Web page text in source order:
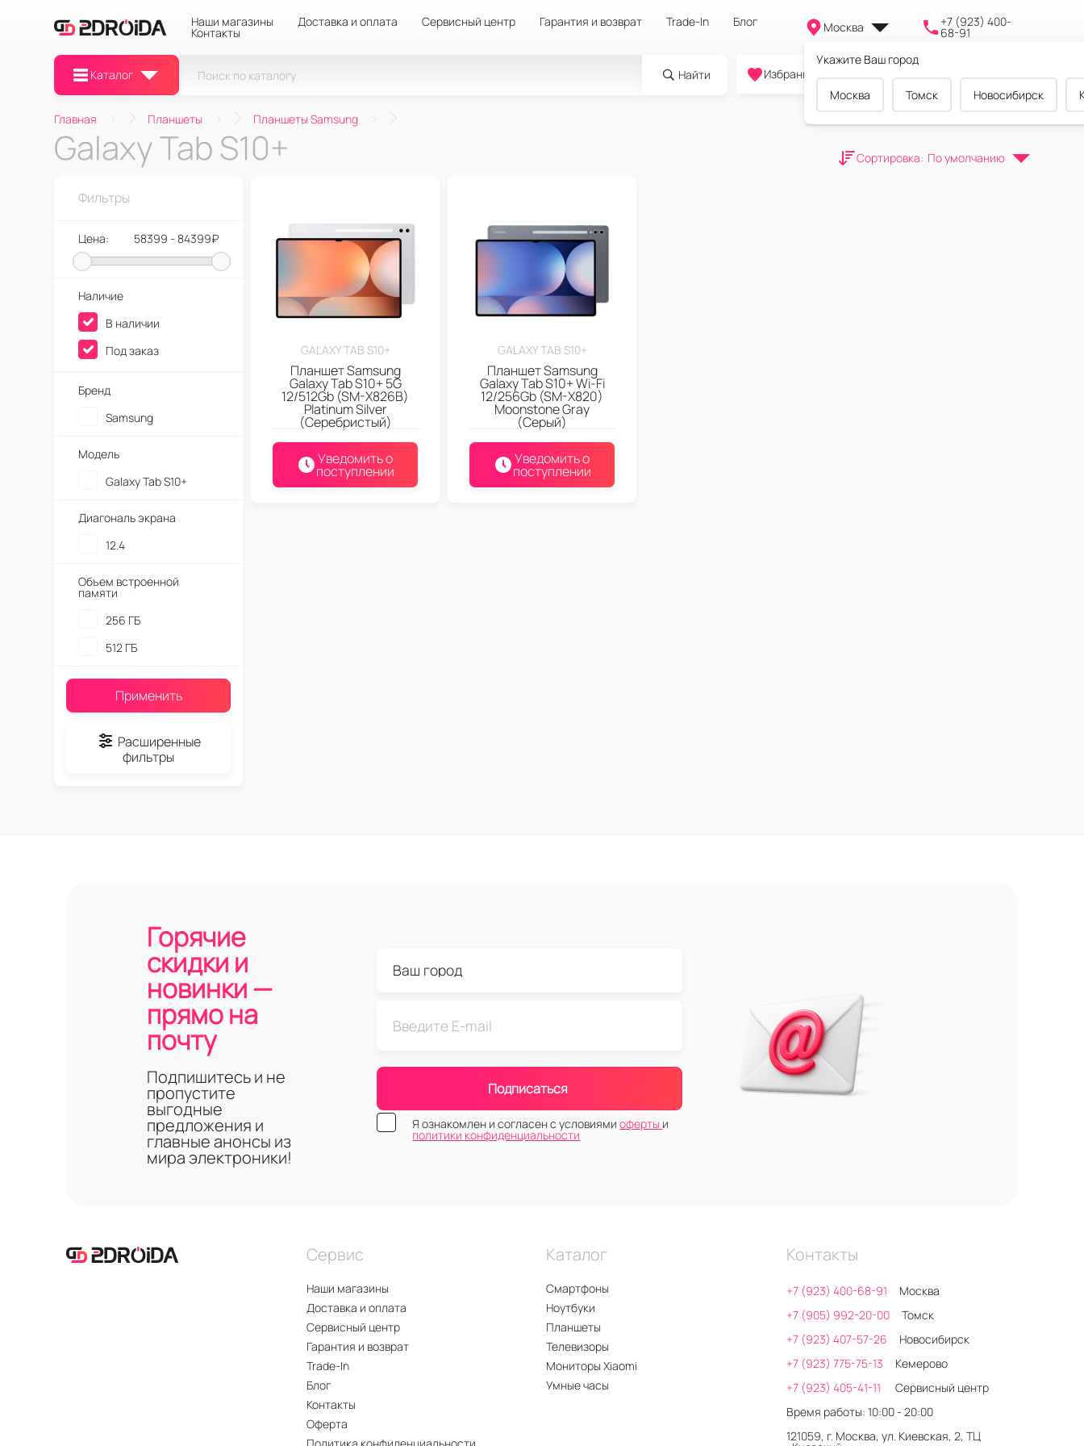
Наши магазины Доставка и оплата Сервисный центр Гарантия и возврат Trade-In Блог
Контакты Москва
Укажите Ваш город
Москва Томск Новосибирск
+7 (923) 400-
68-91
Каталог Найти
0
Избранное Cравнение Корзина
Главная Планшеты Планшеты Samsung
Galaxy Tab S10+ Сортировка: По умолчанию
GALAXY TAB S10+
Планшет Samsung
Galaxy Tab S10+ 5G
12/512Gb (SM-X826B)
Platinum Silver
(Серебристый)
Уведомить о
поступлении
GALAXY TAB S10+
Планшет Samsung
Galaxy Tab S10+ Wi-Fi
12/256Gb (SM-X820)
Moonstone Gray
(Серый)
Уведомить о
поступлении
Фильтры
Цена: 58399 - 84399₽
Наличие
В наличии
Под заказ
Бренд
Samsung
Модель
Galaxy Tab S10+
Диагональ экрана
12.4
Объем встроенной
памяти
256 ГБ
512 ГБ
Применить
Расширенные
фильтры
Горячие
скидки и
новинки —
прямо на
почту
Подпишитесь и не
пропустите
выгодные
предложения и
главные анонсы из
мира электроники!
Подписаться
Я ознакомлен и согласен с условиямиоферты и
политики конфиденциальности
Сервис
Наши магазины
Доставка и оплата
Сервисный центр
Гарантия и возврат
Trade-In
Блог
Контакты
Оферта
Политика конфиденциальности
Каталог
Смартфоны
Ноутбуки
Планшеты
Телевизоры
Мониторы Xiaomi
Умные часы
Контакты
+7 (923) 400-68-91
Москва
+7 (905) 992-20-00
Томск
+7 (923) 407-57-26
Новосибирск
+7 (923) 775-75-13
Кемерово
+7 (923) 405-41-11
Сервисный центр
Время работы: 10:00 - 20:00
121059, г. Москва, ул. Киевская, 2, ТЦ